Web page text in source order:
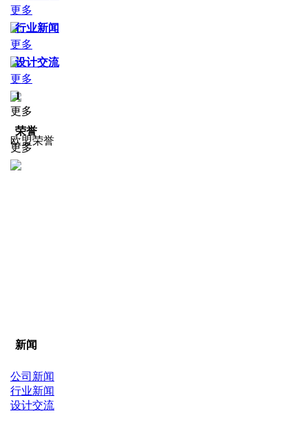
更多
行业新闻
更多
设计交流
更多
1
更多
欧盟荣誉
荣誉
更多
新闻
公司新闻
行业新闻
设计交流